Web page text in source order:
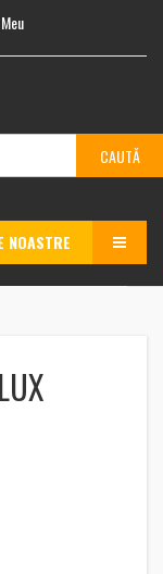
NOASTRE MENU